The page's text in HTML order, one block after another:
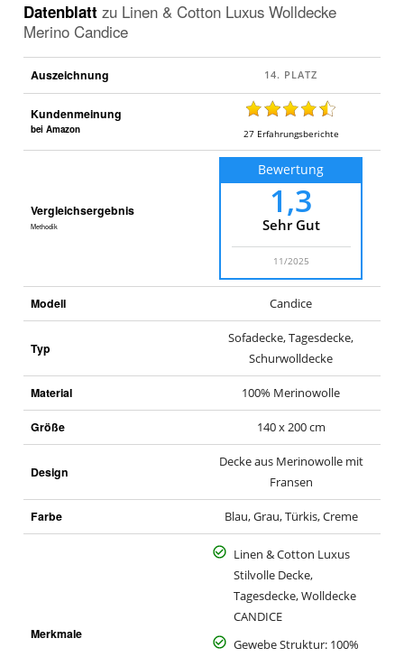
Datenblatt zu Linen & Cotton Luxus Wolldecke
Merino Candice
Auszeichnung
Kundenmeinung
bei Amazon 27 Erfahrungsberichte
Vergleichsergebnis
Methodik
Bewertung
1,3
Sehr Gut
11/2025
Modell Candice
Typ
Sofadecke, Tagesdecke,
Schurwolldecke
Material 100% Merinowolle
Größe 140 x 200 cm
Design
Decke aus Merinowolle mit
Fransen
Farbe Blau, Grau, Türkis, Creme
Merkmale
Linen & Cotton Luxus
Stilvolle Decke,
Tagesdecke, Wolldecke
CANDICE
Gewebe Struktur: 100%